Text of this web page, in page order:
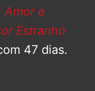
Amor e
Estranho
47 dias.